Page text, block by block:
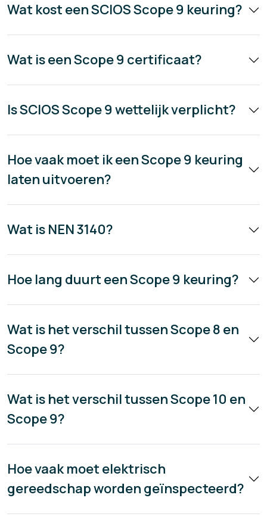
Wat kost een SCIOS Scope 9 keuring?
Wat is een Scope 9 certificaat?
Is SCIOS Scope 9 wettelijk verplicht?
Hoe vaak moet ik een Scope 9 keuring
laten uitvoeren?
Wat is NEN 3140?
Hoe lang duurt een Scope 9 keuring?
Wat is het verschil tussen Scope 8 en
Scope 9?
Wat is het verschil tussen Scope 10 en
Scope 9?
Hoe vaak moet elektrisch
gereedschap worden geïnspecteerd?